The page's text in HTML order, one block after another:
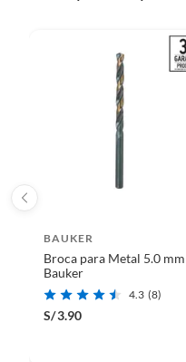
BAUKER
Broca para Metal 5.0 mm
Bauker
4.3 (8)
S/3.90